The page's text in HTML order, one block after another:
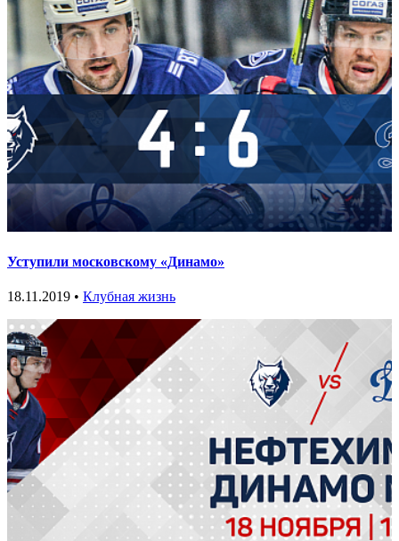
Уступили московскому «Динамо»
18.11.2019 • Клубная жизнь